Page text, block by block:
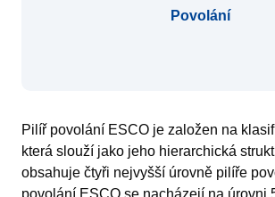
Povolání
Pilíř povolání ESCO je založen na
která slouží jako jeho hierarchická
obsahuje čtyři nejvyšší úrovně pilíře
povolání ESCO se nacházejí na úrovni